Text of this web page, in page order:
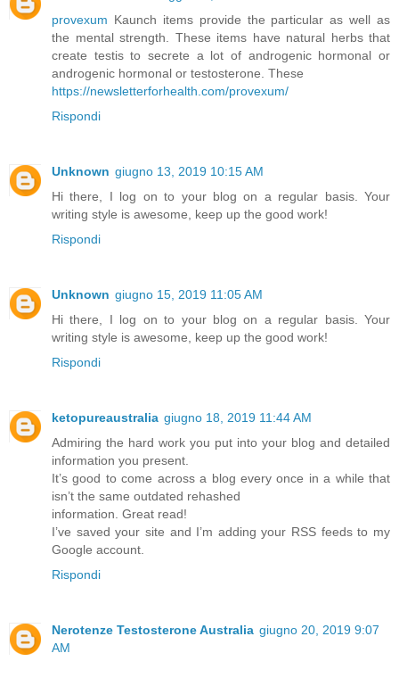
provexum Kaunch items provide the particular as well as
the mental strength. These items have natural herbs that
create testis to secrete a lot of androgenic hormonal or
androgenic hormonal or testosterone. These
https://newsletterforhealth.com/provexum/
Rispondi
Unknown giugno 13, 2019 10:15 AM
Hi there, I log on to your blog on a regular basis. Your
writing style is awesome, keep up the good work!
Rispondi
Unknown giugno 15, 2019 11:05 AM
Hi there, I log on to your blog on a regular basis. Your
writing style is awesome, keep up the good work!
Rispondi
ketopureaustralia giugno 18, 2019 11:44 AM
Admiring the hard work you put into your blog and detailed
information you present.
It’s good to come across a blog every once in a while that
isn’t the same outdated rehashed
information. Great read!
I’ve saved your site and I’m adding your RSS feeds to my
Google account.
Rispondi
Nerotenze Testosterone Australia giugno 20, 2019 9:07
AM